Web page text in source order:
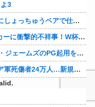
3
ったり。なんで「今度の出張は一人で行く」って嘘つくのかな
への性的接待発覚！海外騒然！【海外の反応】
ームズのPG起用を示唆か
新規兵力の募集規模を上回る」！